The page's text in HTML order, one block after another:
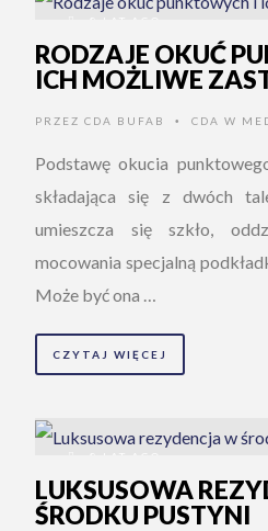
8 LAT AGO
RODZAJE OKUĆ
ICH MOŻLIWE
PRZEZ CDA BUFAB • CDA W
Podstawę okucia
składająca się z dwóch
umieszcza się szkło,
mocowania specjalną
Może być ona …
CZYTAJ WIĘCEJ
8 LAT AGO
LUKSUSOWA
ŚRODKU PUSTYNI